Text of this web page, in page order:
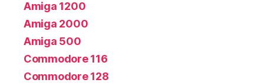
Amiga 1200
Amiga 2000
Amiga 500
Commodore 116
Commodore 128